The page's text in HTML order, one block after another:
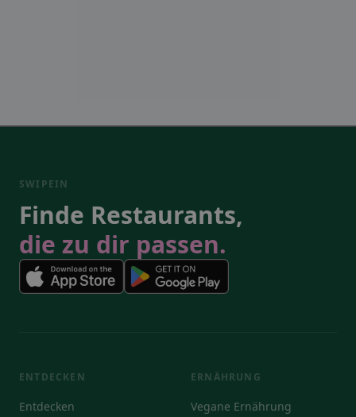
SWIPEIN
Finde Restaurants,
die zu dir passen.
ENTDECKEN
Entdecken
ERNÄHRUNG
Vegane Ernährung